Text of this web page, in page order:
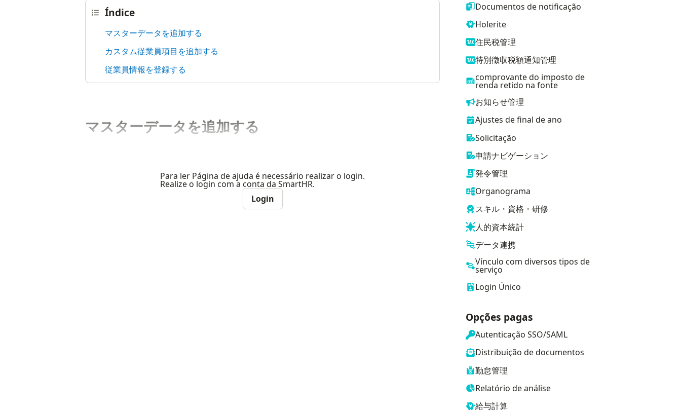
Índice
マスターデータを追加する
カスタム従業員項目を追加する
従業員情報を登録する
マスターデータを追加する
Para ler Página de ajuda é necessário realizar o login.
Realize o login com a conta da SmartHR.
Login
Documentos de notificação
Holerite
住民税管理
特別徴収税額通知管理
comprovante do imposto de
renda retido na fonte
お知らせ管理
Ajustes de final de ano
Solicitação
申請ナビゲーション
発令管理
Organograma
スキル・資格・研修
人的資本統計
データ連携
Vínculo com diversos tipos de
serviço
Login Único
Opções pagas
Autenticação SSO/SAML
Distribuição de documentos
勤怠管理
Relatório de análise
給与計算